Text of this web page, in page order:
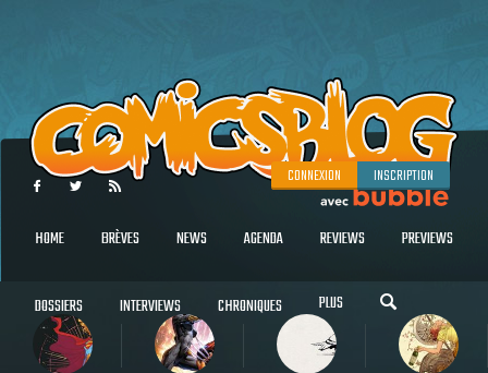
CONNEXION INSCRIPTION
HOME BRÈVES NEWS AGENDA REVIEWS PREVIEWS
DOSSIERS INTERVIEWS CHRONIQUES PLUS